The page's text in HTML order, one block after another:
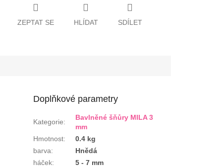
ZEPTAT SE HLÍDAT SDÍLET
Doplňkové parametry
Kategorie:
Bavlněné šňůry MILA 3
mm
Hmotnost:
0.4 kg
barva:
Hnědá
háček: 5 - 7 mm